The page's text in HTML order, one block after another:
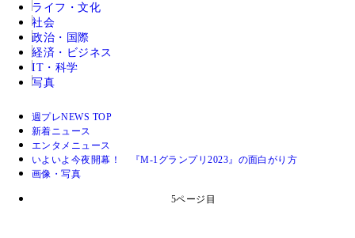
ライフ・文化
社会
政治・国際
経済・ビジネス
IT・科学
写真
週プレNEWS TOP
新着ニュース
エンタメニュース
いよいよ今夜開幕！ 『M-1グランプリ2023』の面白がり方
画像・写真
5ページ目